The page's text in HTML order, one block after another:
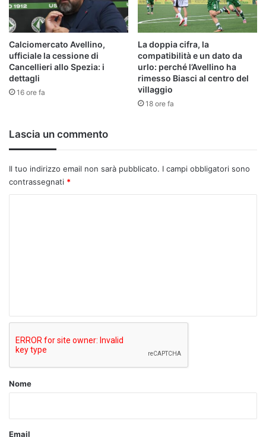
Calciomercato Avellino,
ufficiale la cessione di
Cancellieri allo Spezia: i
dettagli
16 ore fa
La doppia cifra, la
compatibilità e un dato da
urlo: perché l’Avellino ha
rimesso Biasci al centro del
villaggio
18 ore fa
Lascia un commento
Il tuo indirizzo email non sarà pubblicato. I campi obbligatori sono
contrassegnati *
Nome
Email